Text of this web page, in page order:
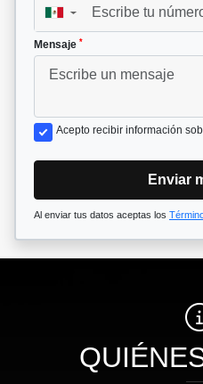
▼
Mensaje *
Acepto recibir información
Enviar
Al enviar tus datos aceptas los